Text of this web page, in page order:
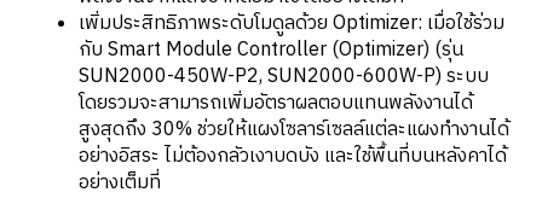
เพิ่มประสิทธิภาพระดับโมดูลด้วย Optimizer: เมื่อใช้ร่วม
กับ Smart Module Controller (Optimizer) (รุ่น
SUN2000-450W-P2, SUN2000-600W-P) ระบบ
โดยรวมจะสามารถเพิ่มอัตราผลตอบแทนพลังงานได้
สูงสุดถึง 30% ช่วยให้แผงโซลาร์เซลล์แต่ละแผงทำงานได้
อย่างอิสระ ไม่ต้องกลัวเงาบดบัง และใช้พื้นที่บนหลังคาได้
อย่างเต็มที่